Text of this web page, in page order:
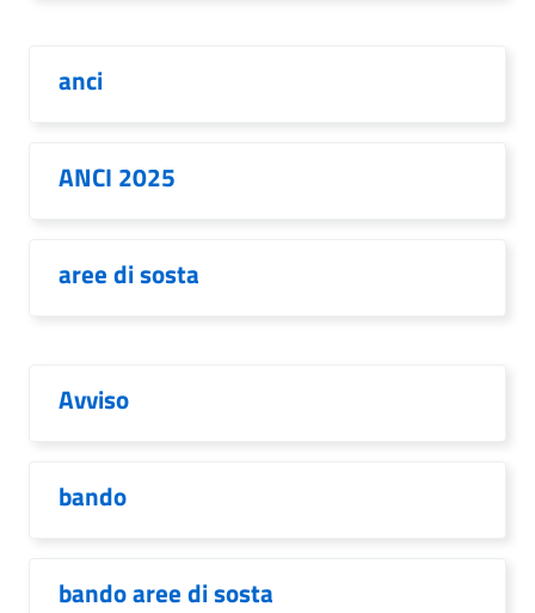
anci
ANCI 2025
aree di sosta
Avviso
bando
bando aree di sosta